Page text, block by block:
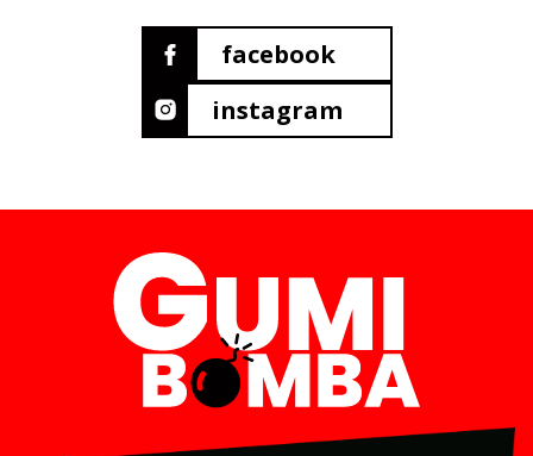
facebook
instagram